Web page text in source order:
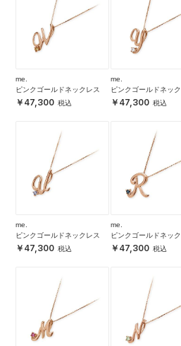
me.
ピンクゴールドネックレス
47,300
me.
ピンクゴールドネッ
47,300
me.
ピンクゴールドネックレス
47,300
me.
ピンクゴールドネッ
47,300